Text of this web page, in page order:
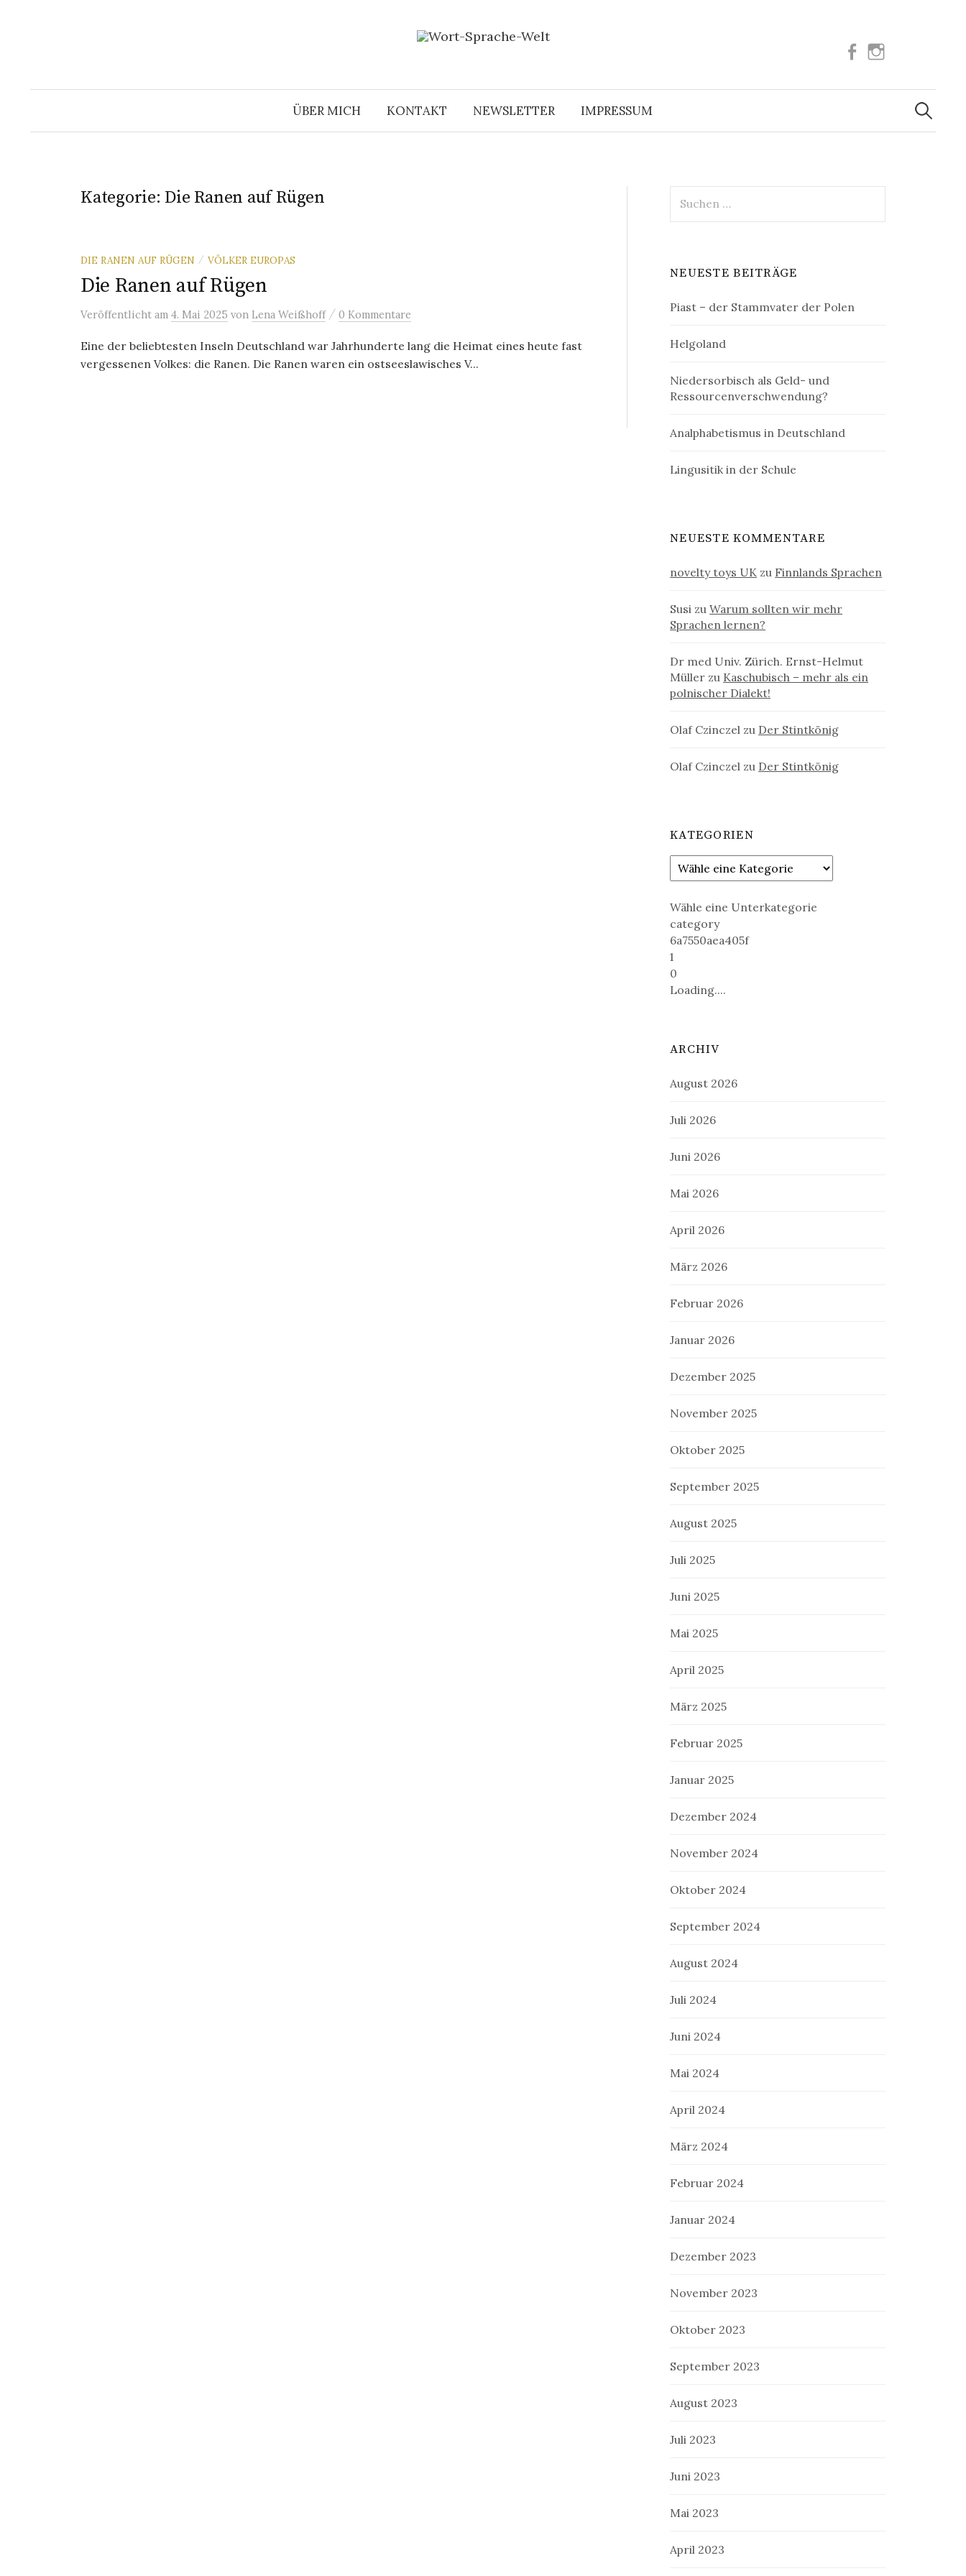
Facebook
ÜBER MICH KONTAKT NEWSLETTER IMPRESSUM
Suchen
nach:
Kategorie: Die Ranen auf Rügen
DIE RANEN AUF RÜGEN / VÖLKER EUROPAS
Die Ranen auf Rügen
Veröffentlicht am 4. Mai 2025 von Lena Weißhoff / 0 Kommentare
Eine der beliebtesten Inseln Deutschland war Jahrhunderte lang die Heimat eines heute fast
vergessenen Volkes: die Ranen. Die Ranen waren ein ostseeslawisches V...
nach:
NEUESTE BEITRÄGE
Piast – der Stammvater der Polen
Helgoland
Niedersorbisch als Geld- und
Ressourcenverschwendung?
Analphabetismus in Deutschland
Lingusitik in der Schule
NEUESTE KOMMENTARE
novelty toys UK zu Finnlands Sprachen
Susi zuWarum sollten wir mehr
Sprachen lernen?
Dr med Univ. Zürich. Ernst-Helmut
Müller zu Kaschubisch – mehr als ein
polnischer Dialekt!
Olaf Czinczel zu Der Stintkönig
Olaf Czinczel zu Der Stintkönig
KATEGORIEN
Wähle eine Unterkategorie
category
6a7550aea405f
1
0
Loading....
ARCHIV
August 2026
Juli 2026
Juni 2026
Mai 2026
April 2026
März 2026
Februar 2026
Januar 2026
Dezember 2025
November 2025
Oktober 2025
September 2025
August 2025
Juli 2025
Juni 2025
Mai 2025
April 2025
März 2025
Februar 2025
Januar 2025
Dezember 2024
November 2024
Oktober 2024
September 2024
August 2024
Juli 2024
Juni 2024
Mai 2024
April 2024
März 2024
Februar 2024
Januar 2024
Dezember 2023
November 2023
Oktober 2023
September 2023
August 2023
Juli 2023
Juni 2023
Mai 2023
April 2023